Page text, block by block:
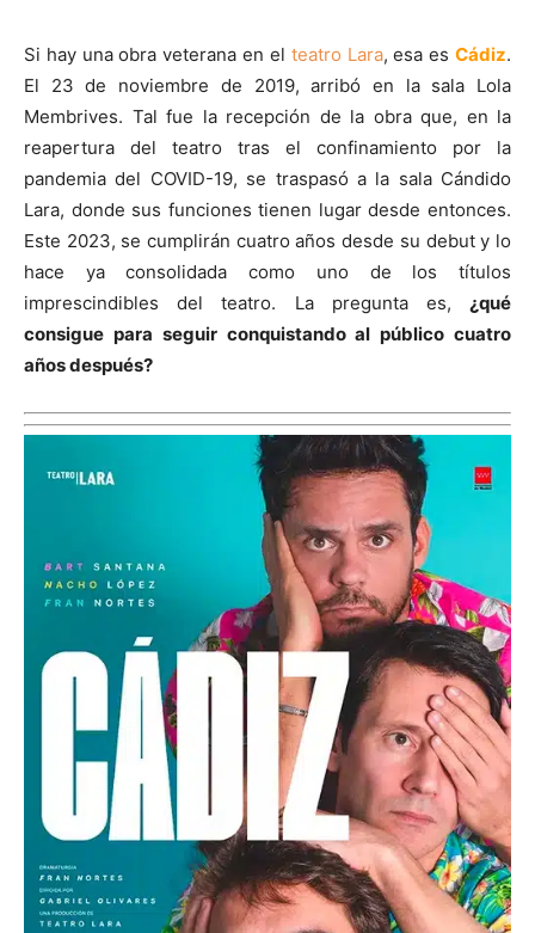
Si hay una obra veterana en el teatro Lara, esa esCádiz.
El 23 de noviembre de 2019, arribó en la sala Lola
Membrives. Tal fue la recepción de la obra que, en la
reapertura del teatro tras el confinamiento por la
pandemia del COVID-19, se traspasó a la sala Cándido
Lara, donde sus funciones tienen lugar desde entonces.
Este 2023, se cumplirán cuatro años desde su debut y lo
hace ya consolidada como uno de los títulos
imprescindibles del teatro. La pregunta es, ¿qué
consigue para seguir conquistando al público cuatro
años después?